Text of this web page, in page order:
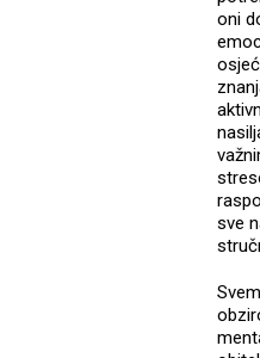
oni
sve